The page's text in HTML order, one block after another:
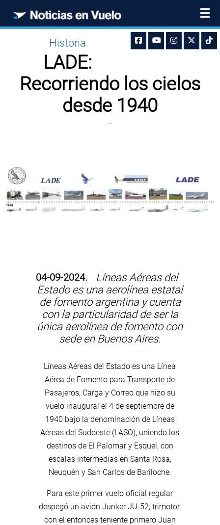
☰
Historia
LADE:
Recorriendo los cielos
desde 1940
--
04-09-2024.
Líneas Aéreas del
Estado es una aerolínea estatal
de fomento argentina y cuenta
con la particularidad de ser la
única aerolínea de fomento con
sede en Buenos Aires.
Líneas Aéreas del Estado es una Línea
Aérea de Fomento para Transporte de
Pasajeros, Carga y Correo que hizo su
vuelo inaugural el 4 de septiembre de
1940 bajo la denominación de Líneas
Aéreas del Sudoeste (LASO), uniendo los
destinos de El Palomar y Esquel, con
escalas intermedias en Santa Rosa,
Neuquén y San Carlos de Bariloche.
Para este primer vuelo oficial regular
despegó un avión Junker JU-52, trimotor,
con el entonces teniente primero Juan